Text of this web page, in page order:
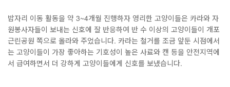
밥자리 이동 활동을 약 3~4개월 진행하자 영리한 고양이들은 카라와 자
원봉사자들이 보내는 신호에 잘 반응하여 반 수 이상의 고양이들이 개포
근린공원 쪽으로 올라와 주었습니다. 카라는 철거를 조금 앞둔 시점에서
는 고양이들이 가장 좋아하는 기호성이 높은 사료와 캔 등을 안전지역에
서 급여하면서 더 강하게 고양이들에게 신호를 보냈습니다.